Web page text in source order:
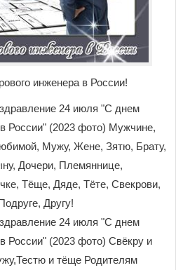
инженера в России!
24 июля "С днем
России" (2023 фото) Мужчине,
Мужу, Жене, Зятю, Брату,
Дочери, Племяннице,
Тёще, Дяде, Тёте, Свекрови,
Другу!
24 июля "С днем
России" (2023 фото) Свёкру и
и тёще Родителям